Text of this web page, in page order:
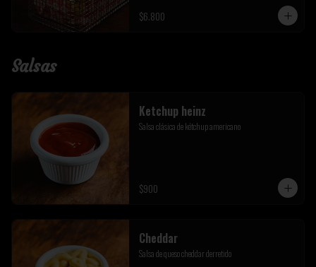
$6.800
Salsas
Ketchup heinz
Salsa clásica de kétchup americano
$900
Cheddar
Salsa de queso cheddar derretido